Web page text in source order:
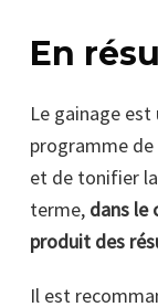
En
Le gainage
programme
et de tonifier
terme, dans le
produit des
Il est